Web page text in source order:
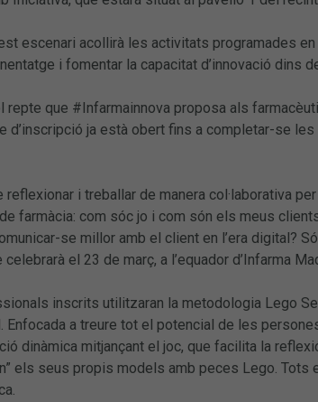
escenari acollirà les activitats programades en
i fomentar la capacitat d’innovació dins
que #Infarmainnova proposa als
d’inscripció ja està obert fins a completar-se
i treballar de manera col·laborativa
farmàcia: com sóc jo i com són els meus
se millor amb el client en l’era digital?
el 23 de març, a l’equador d’Infarma
inscrits utilitzaran la metodologia Lego
Enfocada a treure tot el potencial de les
dinàmica mitjançant el joc, que facilita la
els seus propis models amb peces Lego. Tots